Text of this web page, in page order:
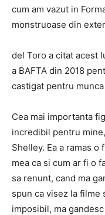
cum am vazut in
monstruoase din
del Toro a citat acest
a BAFTA din 2018
castigat pentru
Cea mai importanta
incredibil pentru
Shelley. Ea a ramas
mea ca si cum ar fi o
sa renunt, cand ma
spun ca visez la filme
imposibil, ma